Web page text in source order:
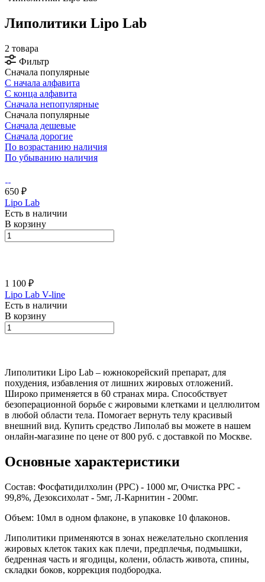
Липолитики Lipo Lab
2 товара
Фильтр
Сначала популярные
С начала алфавита
С конца алфавита
Сначала непопулярные
Сначала популярные
Сначала дешевые
Сначала дорогие
По возрастанию наличия
По убыванию наличия
650 ₽
Lipo Lab
Есть в наличии
В корзину
1 100 ₽
Lipo Lab V-line
Есть в наличии
В корзину
Липолитики Lipo Lab – южнокорейский препарат, для
похудения, избавления от лишних жировых отложений.
Широко применяется в 60 странах мира. Способствует
безоперационной борьбе с жировыми клетками и целлюлитом
в любой области тела. Помогает вернуть телу красивый
внешний вид. Купить средство Липолаб вы можете в нашем
онлайн-магазине по цене от 800 руб. с доставкой по Москве.
Основные характеристики
Состав: Фосфатидилхолин (PPC) - 1000 мг, Очистка РРС -
99,8%, Дезоксихолат - 5мг, Л-Карнитин - 200мг.
Объем: 10мл в одном флаконе, в упаковке 10 флаконов.
Липолитики применяются в зонах нежелательно скопления
жировых клеток таких как плечи, предплечья, подмышки,
бедренная часть и ягодицы, колени, область живота, спины,
складки боков, коррекция подбородка.